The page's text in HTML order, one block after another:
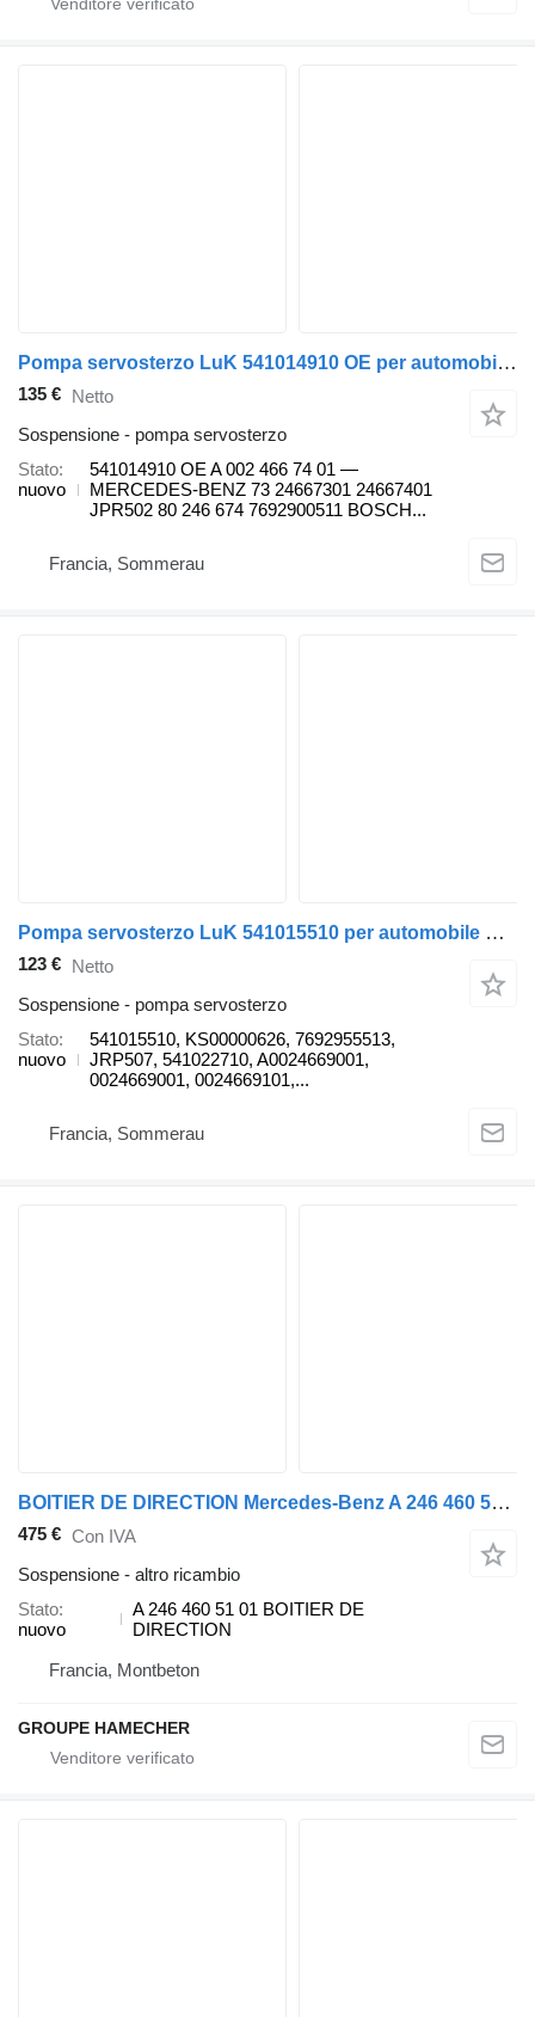
Pompa servosterzo LuK 541014910 OE per automobile Mercedes-Benz CLASSE C
135 € Netto
Sospensione - pompa servosterzo
Stato
nuovo
541014910 OE A 002 466 74 01 —
MERCEDES-BENZ 73 24667301 24667401
JPR502 80 246 674 7692900511 BOSCH...
Francia, Sommerau
Pompa servosterzo LuK 541015510 per automobile Mercedes-Benz ML
123 € Netto
Sospensione - pompa servosterzo
Stato
nuovo
541015510, KS00000626, 7692955513,
JRP507, 541022710, A0024669001,
0024669001, 0024669101,...
Francia, Sommerau
BOITIER DE DIRECTION Mercedes-Benz A 246 460 51 01 per automobile Mercedes-Benz
475 € Con IVA
Sospensione - altro ricambio
Stato
nuovo
A 246 460 51 01 BOITIER DE
DIRECTION
Francia, Montbeton
GROUPE HAMECHER